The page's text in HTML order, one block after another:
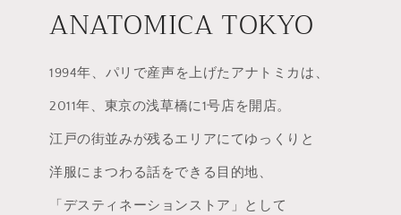
ANATOMICA TOKYO
1994年、パリで産声を上げたアナトミカは、
2011年、東京の浅草橋に1号店を開店。
江戸の街並みが残るエリアにてゆっくりと
洋服にまつわる話をできる目的地、
「デスティネーションストア」として